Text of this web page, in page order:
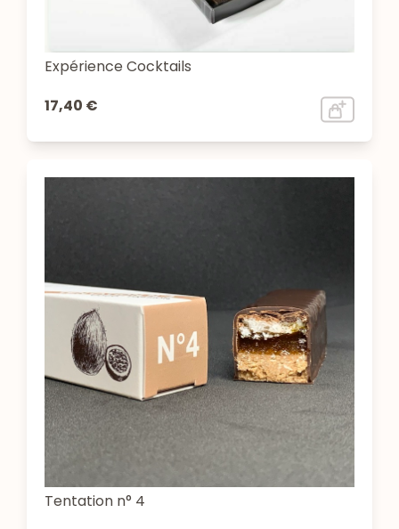
Expérience Cocktails
17,40 €
Tentation n° 4